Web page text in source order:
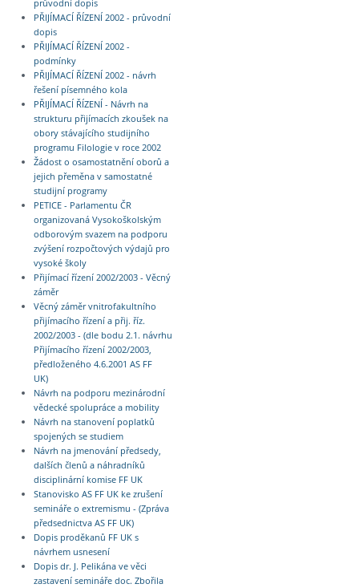
průvodní dopis
PŘIJÍMACÍ ŘÍZENÍ 2002 - průvodní
dopis
PŘIJÍMACÍ ŘÍZENÍ 2002 -
podmínky
PŘIJÍMACÍ ŘÍZENÍ 2002 - návrh
řešení písemného kola
PŘIJÍMACÍ ŘÍZENÍ - Návrh na
strukturu přijímacích zkoušek na
obory stávajícího studijního
programu Filologie v roce 2002
Žádost o osamostatnění oborů a
jejich přeměna v samostatné
studijní programy
PETICE - Parlamentu ČR
organizovaná Vysokoškolským
odborovým svazem na podporu
zvýšení rozpočtových výdajů pro
vysoké školy
Přijímací řízení 2002/2003 - Věcný
záměr
Věcný záměr vnitrofakultního
přijímacího řízení a přij. říz.
2002/2003 - (dle bodu 2.1. návrhu
Přijímacího řízení 2002/2003,
předloženého 4.6.2001 AS FF
UK)
Návrh na podporu mezinárodní
vědecké spolupráce a mobility
Návrh na stanovení poplatků
spojených se studiem
Návrh na jmenování předsedy,
dalších členů a náhradníků
disciplinární komise FF UK
Stanovisko AS FF UK ke zrušení
semináře o extremismu - (Zpráva
předsednictva AS FF UK)
Dopis proděkanů FF UK s
návrhem usnesení
Dopis dr. J. Pelikána ve věci
zastavení semináře doc. Zbořila